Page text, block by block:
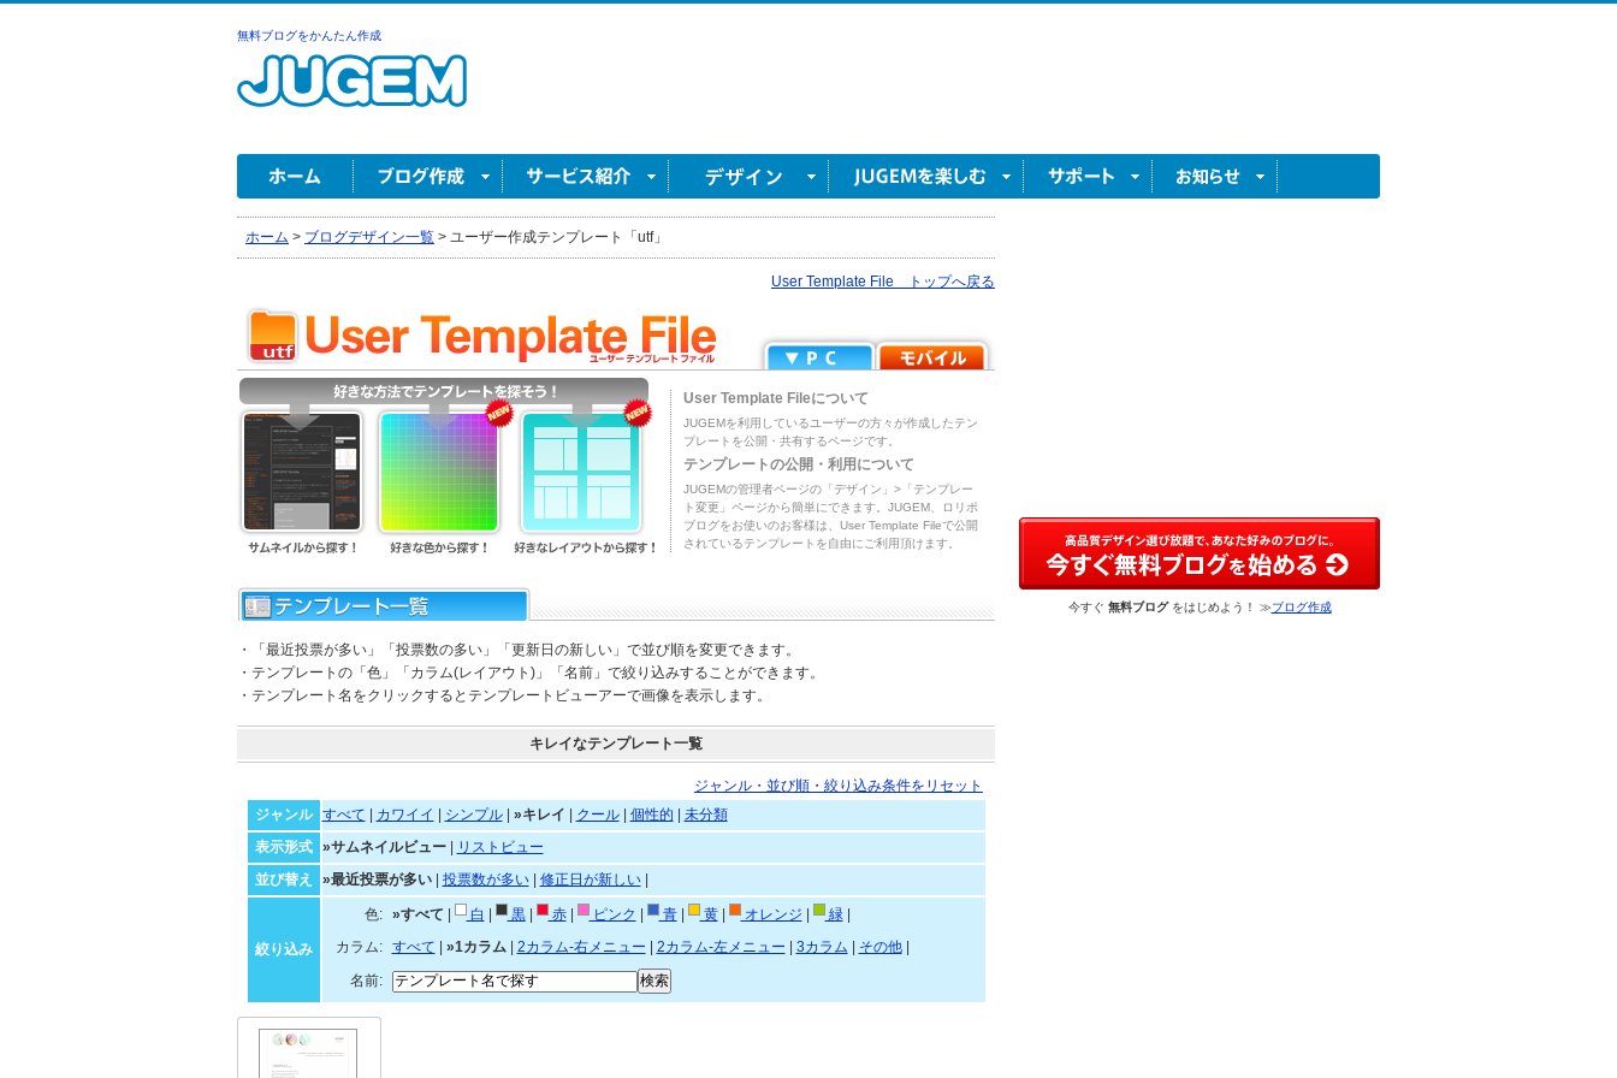
無料ブログをかんたん作成
ホーム > ブログデザイン一覧 > ユーザー作成テンプレート「utf」
User Template File トップへ戻る
User Template Fileについて
JUGEMを利用しているユーザーの方々が作成したテン
プレートを公開・共有するページです。
テンプレートの公開・利用について
JUGEMの管理者ページの「デザイン」>「テンプレー
ト変更」ページから簡単にできます。JUGEM、ロリポ
ブログをお使いのお客様は、User Template Fileで公開
されているテンプレートを自由にご利用頂けます。
・「最近投票が多い」「投票数の多い」「更新日の新しい」で並び順を変更できます。
・テンプレートの「色」「カラム(レイアウト)」「名前」で絞り込みすることができます。
・テンプレート名をクリックするとテンプレートビューアーで画像を表示します。
キレイなテンプレート一覧
ジャンル・並び順・絞り込み条件をリセット
ジャンル
すべて カワイイ シンプル| »キレイ クール| 個性的
未分類
表示形式
»サムネイルビュー|
リストビュー
並び替え
»最近投票が多い| 投票数が多い| 修正日が新しい|
絞り込み
色: »すべて 白 黒| 赤| ピンク 青| 黄| オレンジ 緑|
カラム:
すべて »1カラム| 2カラム-右メニュー 2カラム-左メニュー 3カラム その他|
名前:
今すぐ 無料ブログをはじめよう！ ≫ブログ作成